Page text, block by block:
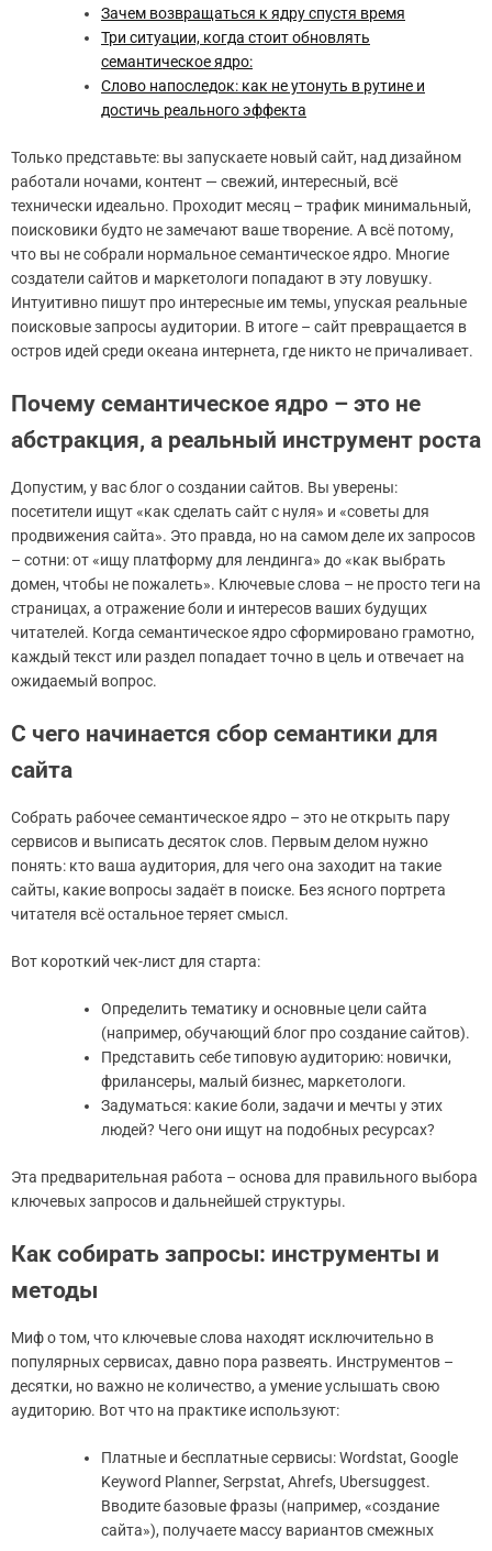
Зачем возвращаться к ядру спустя время
Три ситуации, когда стоит обновлять
семантическое ядро:
Слово напоследок: как не утонуть в рутине и
достичь реального эффекта
Только представьте: вы запускаете новый сайт, над дизайном
работали ночами, контент — свежий, интересный, всё
технически идеально. Проходит месяц – трафик минимальный,
поисковики будто не замечают ваше творение. А всё потому,
что вы не собрали нормальное семантическое ядро. Многие
создатели сайтов и маркетологи попадают в эту ловушку.
Интуитивно пишут про интересные им темы, упуская реальные
поисковые запросы аудитории. В итоге – сайт превращается в
остров идей среди океана интернета, где никто не причаливает.
Почему семантическое ядро – это не
абстракция, а реальный инструмент роста
Допустим, у вас блог о создании сайтов. Вы уверены:
посетители ищут «как сделать сайт с нуля» и «советы для
продвижения сайта». Это правда, но на самом деле их запросов
– сотни: от «ищу платформу для лендинга» до «как выбрать
домен, чтобы не пожалеть». Ключевые слова – не просто теги на
страницах, а отражение боли и интересов ваших будущих
читателей. Когда семантическое ядро сформировано грамотно,
каждый текст или раздел попадает точно в цель и отвечает на
ожидаемый вопрос.
С чего начинается сбор семантики для
сайта
Собрать рабочее семантическое ядро – это не открыть пару
сервисов и выписать десяток слов. Первым делом нужно
понять: кто ваша аудитория, для чего она заходит на такие
сайты, какие вопросы задаёт в поиске. Без ясного портрета
читателя всё остальное теряет смысл.
Вот короткий чек-лист для старта:
Определить тематику и основные цели сайта
(например, обучающий блог про создание сайтов).
Представить себе типовую аудиторию: новички,
фрилансеры, малый бизнес, маркетологи.
Задуматься: какие боли, задачи и мечты у этих
людей? Чего они ищут на подобных ресурсах?
Эта предварительная работа – основа для правильного выбора
ключевых запросов и дальнейшей структуры.
Как собирать запросы: инструменты и
методы
Миф о том, что ключевые слова находят исключительно в
популярных сервисах, давно пора развеять. Инструментов –
десятки, но важно не количество, а умение услышать свою
аудиторию. Вот что на практике используют:
Платные и бесплатные сервисы: Wordstat, Google
Keyword Planner, Serpstat, Ahrefs, Ubersuggest.
Вводите базовые фразы (например, «создание
сайта»), получаете массу вариантов смежных